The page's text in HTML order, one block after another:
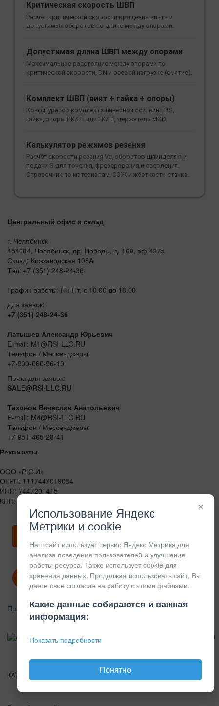
Критическая скорость ШВП
Расчёт критической скорости вращения винта и
допустимых оборотов по длине между опорами.
Допустимая длина ШВП между опорами
Максимальное расстояние между опорами по
критической скорости, DN и осевой нагрузке (смятие).
Комплект ШВП (винт + гайка + опоры)
Конфигуратор комплекта линейной оси: винт BS,
гайка, опоры BK/BF или FK/FF, держатель MGD.
Калькулятор режимов резания
Расчёт скорости резания Vc, оборотов шпинделя n и
подачи S для точения, фрезерования и сверления.
Справочник по материалам, СОЖ и жёсткости станка.
Центральный офис и склад
г. Челябинск
454084, Челябинск, пр. Победы, д. 160, оф 427а
Склад: Кожзаводская 108А
Тел: +7 (351) 248-24-36
График работы: Пн-Пт, с 10.00 до 18.00
Для заявок:
+7 (351) 248-24-36
Латышев Александр Юрьевич
E-mail: M1@RSI-LLC.RU
Телефон / Мессенджеры:
+7-900-060-96-10
Почта для заявок:
SALE@RSI-LLC.RU
Тихонов Вячеслав Анатольевич
E-mail: M4@RSI-LLC.RU
Телефон / Мессенджеры:
+7-951-465-28-41
Реквизиты
ООО «Р.С.И»
ОГРН: 1117447019084
ИНН: 7447201415
КПП: 744701001
Скачать карточку предприятия
Политика конфиденциальности
Правила возврата
КОНСТРУКЦИОННЫЙ
КАТАЛОГ
×
Использование Яндекс
Метрики и cookie
Наш сайт использует сервис Яндекс Метрика для
анализа поведения пользователей и улучшения
работы ресурса. Также использует cookie для
хранения данных. Продолжая использовать сайт, Вы
даете свое согласие на работу с этими файлами.
Какие данные собираются и важная
информация:
Показать подробности
Понятно